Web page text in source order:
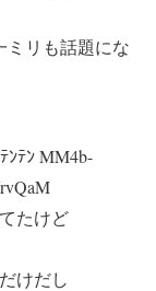
ミリも話題にな
ﾝﾃﾝ MM4b-
たけど
けだし